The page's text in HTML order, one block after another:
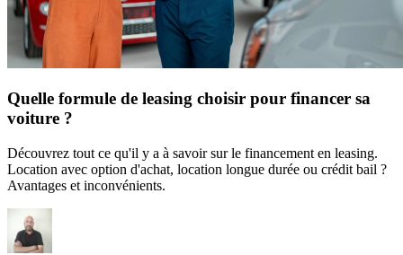
Quelle formule de leasing choisir pour financer sa
voiture ?
Découvrez tout ce qu'il y a à savoir sur le financement en leasing.
Location avec option d'achat, location longue durée ou crédit bail ?
Avantages et inconvénients.